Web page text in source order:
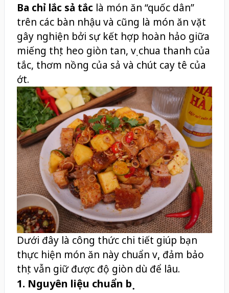
Ba chỉ lắc sả tắc là món ăn “quốc dân”
trên các bàn nhậu và cũng là món ăn vặt
gây nghiện bởi sự kết hợp hoàn hảo giữa
miếng thịt heo giòn tan, vị chua thanh của
tắc, thơm nồng của sả và chút cay tê của
ớt.
Dưới đây là công thức chi tiết giúp bạn
thực hiện món ăn này chuẩn vị, đảm bảo
thịt vẫn giữ được độ giòn dù để lâu.
1. Nguyên liệu chuẩn bị